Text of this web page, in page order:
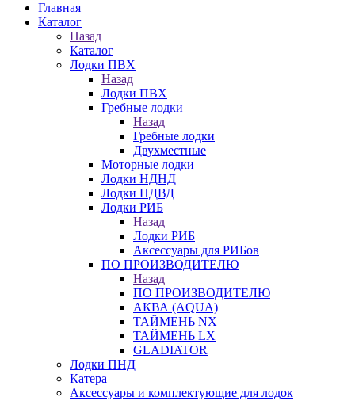
Главная
Каталог
Назад
Каталог
Лодки ПВХ
Назад
Лодки ПВХ
Гребные лодки
Назад
Гребные лодки
Двухместные
Моторные лодки
Лодки НДНД
Лодки НДВД
Лодки РИБ
Назад
Лодки РИБ
Аксессуары для РИБов
ПО ПРОИЗВОДИТЕЛЮ
Назад
ПО ПРОИЗВОДИТЕЛЮ
АКВА (AQUA)
ТАЙМЕНЬ NX
ТАЙМЕНЬ LX
GLADIATOR
Лодки ПНД
Катера
Аксессуары и комплектующие для лодок